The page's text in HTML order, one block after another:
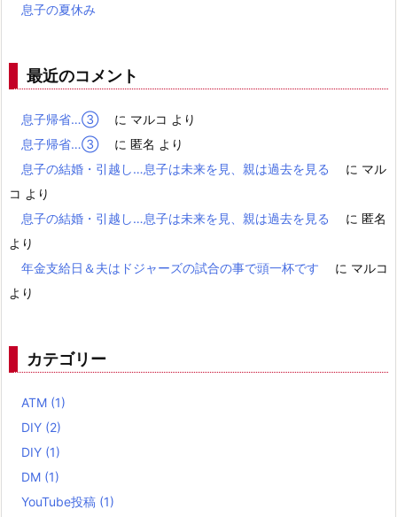
息子の夏休み
最近のコメント
息子帰省…③ に マルコ より
息子帰省…③
に 匿名 より
息子の結婚・引越し…息子は未来を見、親は過去を見る
に マル
コ より
息子の結婚・引越し…息子は未来を見、親は過去を見る
に 匿名
より
年金支給日＆夫はドジャーズの試合の事で頭一杯です
に マルコ
より
カテゴリー
ATM (1)
DIY (2)
DIY (1)
DM (1)
YouTube投稿 (1)